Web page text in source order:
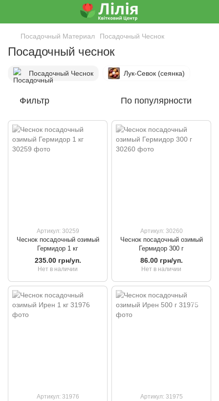
Посадочный Материал Посадочный Чеснок
Посадочный чеснок
Посадочный Чеснок Лук-Севок (сеянка)
Фильтр По популярности
Артикул: 30259
Чеснок посадочный озимый
Гермидор 1 кг
235.00 грн/уп.
Нет в наличии
Артикул: 30260
Чеснок посадочный озимый
Гермидор 300 г
86.00 грн/уп.
Нет в наличии
Артикул: 31976 Артикул: 31975